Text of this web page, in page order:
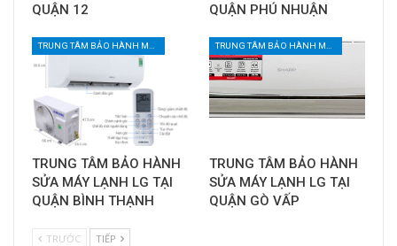
QUẬN 12
QUẬN PHÚ NHUẬN
TRUNG TÂM BẢO HÀNH
SỬA MÁY LẠNH LG TẠI
QUẬN BÌNH THẠNH
TRUNG TÂM BẢO HÀNH
SỬA MÁY LẠNH LG TẠI
QUẬN GÒ VẤP
TRƯỚC TIẾP